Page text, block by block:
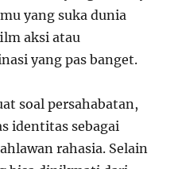
yang suka dunia
aksi atau
yang pas banget.
soal persahabatan,
identitas sebagai
rahasia. Selain